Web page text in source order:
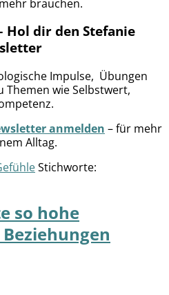
brauchen.
Hol dir den Stefanie
Impulse, Übungen
Themen wie Selbstwert,
anmelden – für mehr
Alltag.
Stichworte:
so hohe